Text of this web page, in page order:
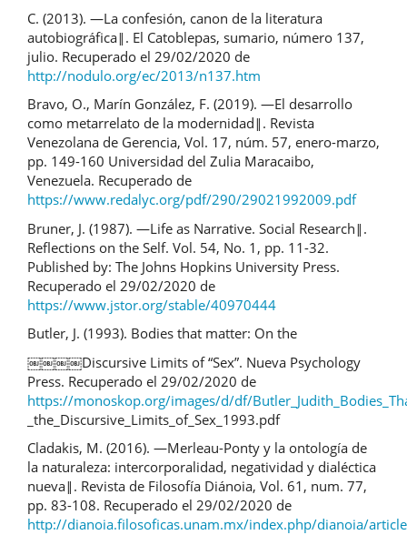
C. (2013). ―La confesión, canon de la literatura
autobiográfica‖. El Catoblepas, sumario, número 137,
julio. Recuperado el 29/02/2020 de
http://nodulo.org/ec/2013/n137.htm
Bravo, O., Marín González, F. (2019). ―El desarrollo
como metarrelato de la modernidad‖. Revista
Venezolana de Gerencia, Vol. 17, núm. 57, enero-marzo,
pp. 149-160 Universidad del Zulia Maracaibo,
Venezuela. Recuperado de
https://www.redalyc.org/pdf/290/29021992009.pdf
Bruner, J. (1987). ―Life as Narrative. Social Research‖.
Reflections on the Self. Vol. 54, No. 1, pp. 11-32.
Published by: The Johns Hopkins University Press.
Recuperado el 29/02/2020 de
https://www.jstor.org/stable/40970444
Butler, J. (1993). Bodies that matter: On the
￼￼￼￼Discursive Limits of “Sex”. Nueva Psychology
Press. Recuperado el 29/02/2020 de
https://monoskop.org/images/d/df/
_the_Discursive_Limits_of_Sex_1993.pdf
Cladakis, M. (2016). ―Merleau-Ponty y la ontología de
la naturaleza: intercorporalidad, negatividad y dialéctica
nueva‖. Revista de Filosofía Diánoia, Vol. 61, num. 77,
pp. 83-108. Recuperado el 29/02/2020 de
http://dianoia.filosoficas.unam.mx/index.php/dianoia/